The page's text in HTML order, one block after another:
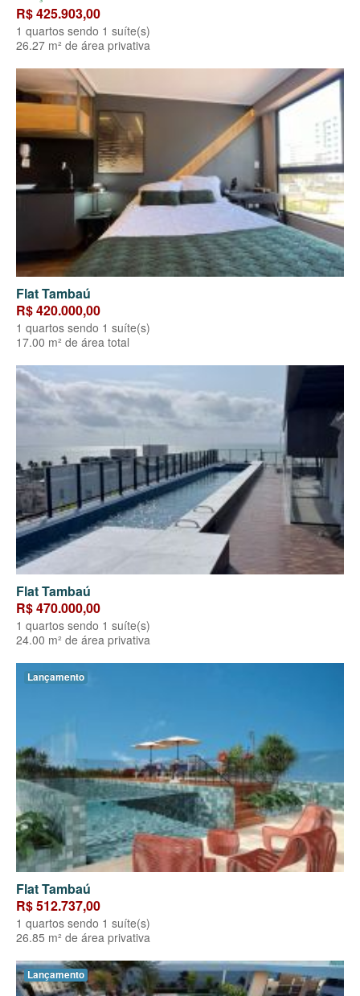
R$ 425.903,00
1 quartos sendo 1 suíte(s)
26.27 m² de área privativa
Flat Tambaú
R$ 420.000,00
1 quartos sendo 1 suíte(s)
17.00 m² de área total
Flat Tambaú
R$ 470.000,00
1 quartos sendo 1 suíte(s)
24.00 m² de área privativa
Lançamento
Flat Tambaú
R$ 512.737,00
1 quartos sendo 1 suíte(s)
26.85 m² de área privativa
Lançamento